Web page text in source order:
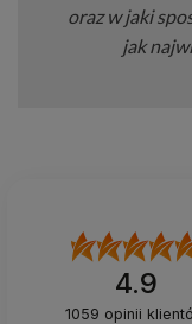
oraz w jaki
jak
4.9
1059 opinii